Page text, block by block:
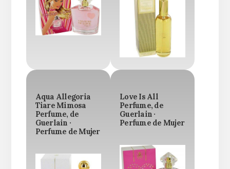
Aqua Allegoria
Tiare Mimosa
Perfume, de
Guerlain ·
Perfume de Mujer
Love Is All
Perfume, de
Guerlain ·
Perfume de Mujer